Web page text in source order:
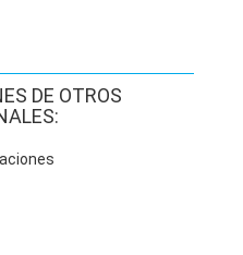
DE OTROS